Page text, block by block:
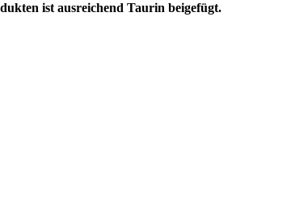
ist ausreichend Taurin beigefügt.